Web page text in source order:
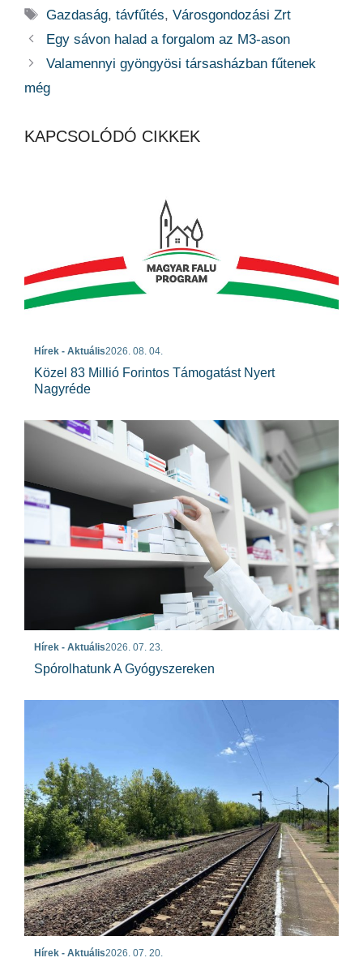
Címkék
Gazdaság,távfűtés,Városgondozási Zrt
Egy sávon halad a forgalom az M3-ason
Valamennyi gyöngyösi társasházban fűtenek
még
KAPCSOLÓDÓ CIKKEK
Hírek - Aktuális2026. 08. 04.
Közel 83 Millió Forintos Támogatást Nyert
Nagyréde
Hírek - Aktuális2026. 07. 23.
Spórolhatunk A Gyógyszereken
Hírek - Aktuális2026. 07. 20.